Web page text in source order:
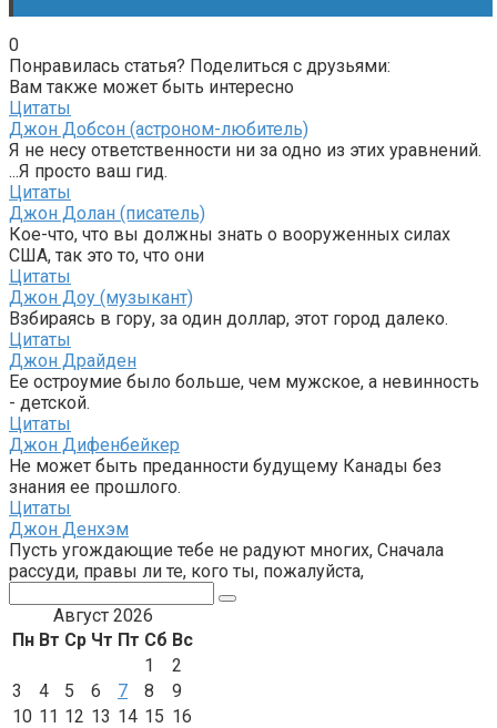
0
Понравилась статья? Поделиться с друзьями:
Вам также может быть интересно
Цитаты
Джон Добсон (астроном-любитель)
Я не несу ответственности ни за одно из этих уравнений.
...Я просто ваш гид.
Цитаты
Джон Долан (писатель)
Кое-что, что вы должны знать о вооруженных силах
США, так это то, что они
Цитаты
Джон Доу (музыкант)
Взбираясь в гору, за один доллар, этот город далеко.
Цитаты
Джон Драйден
Ее остроумие было больше, чем мужское, а невинность
- детской.
Цитаты
Джон Дифенбейкер
Не может быть преданности будущему Канады без
знания ее прошлого.
Цитаты
Джон Денхэм
Пусть угождающие тебе не радуют многих, Сначала
рассуди, правы ли те, кого ты, пожалуйста,
Август 2026
Пн Вт Ср Чт Пт Сб Вс
1
2
3
4 5 6 7 8
9
10 11 12 13 14 15 16